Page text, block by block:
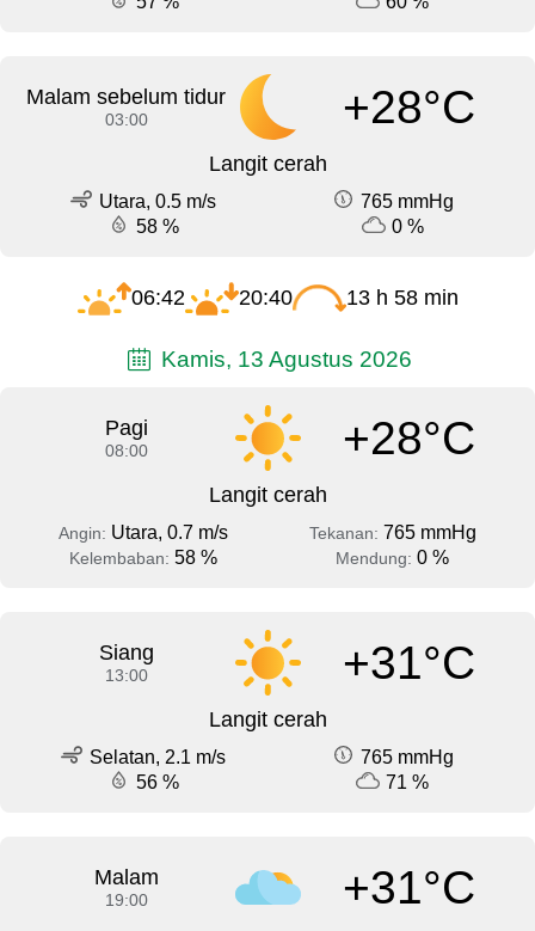
Malam sebelum tidur
03:00 +28°C
Langit cerah
Utara, 0.5 m/s
765 mmHg
58 %
0 %
06:42 20:40 13 h 58 min
Kamis, 13 Agustus 2026
Pagi
08:00 +28°C
Langit cerah
Angin: Utara, 0.7 m/s Tekanan: 765 mmHg
Kelembaban: 58 % Mendung: 0 %
Siang
13:00 +31°C
Langit cerah
Selatan, 2.1 m/s
765 mmHg
56 %
71 %
Malam
19:00 +31°C